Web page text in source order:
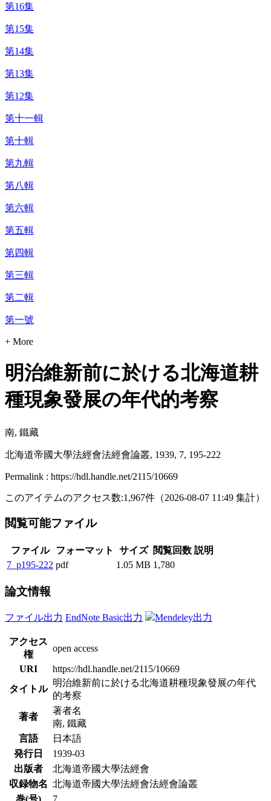
第16集
第15集
第14集
第13集
第12集
第十一輯
第十輯
第九輯
第八輯
第六輯
第五輯
第四輯
第三輯
第二輯
第一號
+ More
明治維新前に於ける北海道耕
種現象發展の年代的考察
南, 鐵藏
北海道帝國大學法經會法經會論叢, 1939, 7, 195-222
Permalink : https://hdl.handle.net/2115/10669
このアイテムのアクセス数:1,967件 （2026-08-07 11:49 集計）
閲覧可能ファイル
ファイル フォーマット サイズ 閲覧回数 説明
7_p195-222 pdf 1.05 MB 1,780
論文情報
ファイル出力 EndNote Basic出力 Mendeley出力
アクセス
権
open access
URI
https://hdl.handle.net/2115/10669
タイトル
明治維新前に於ける北海道耕種現象發展の年代
的考察
著者
著者名
南, 鐵藏
言語
日本語
発行日
1939-03
出版者
北海道帝國大學法經會
収録物名 北海道帝國大學法經會法經會論叢
巻(号)
7